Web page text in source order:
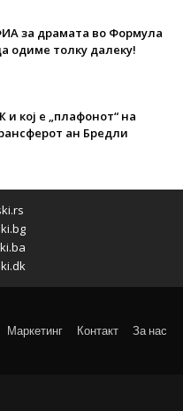
за драмата во Формула
одиме толку далеку!
и кој е „плафонот“ на
ан Бредли
Маркетинг Контакт За нас